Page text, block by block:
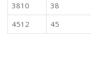
3810
38
4512
45